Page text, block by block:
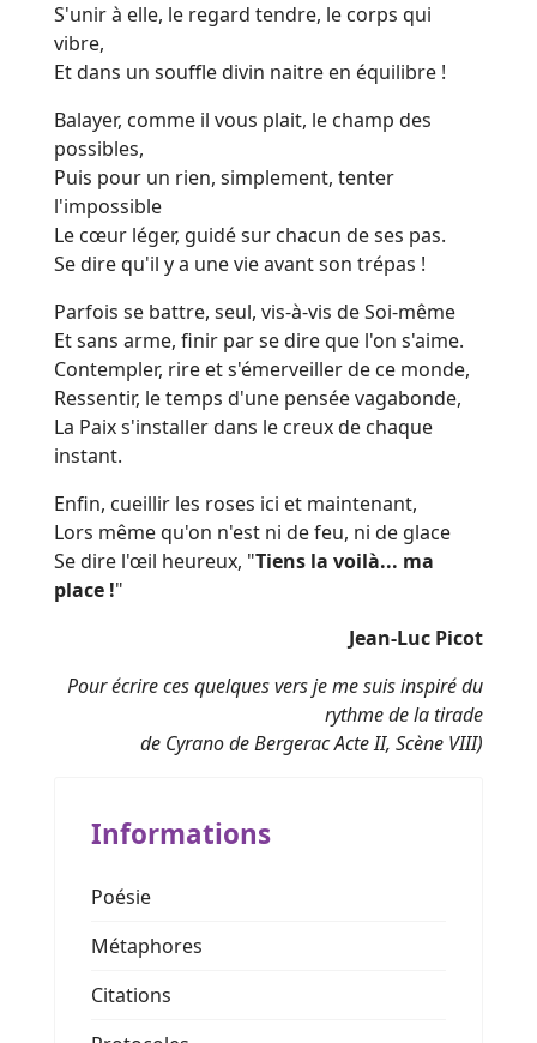
S'unir à elle, le regard tendre, le corps qui
vibre,
Et dans un souffle divin naitre en équilibre !
Balayer, comme il vous plait, le champ des
possibles,
Puis pour un rien, simplement, tenter
l'impossible
Le cœur léger, guidé sur chacun de ses pas.
Se dire qu'il y a une vie avant son trépas !
Parfois se battre, seul, vis-à-vis de Soi-même
Et sans arme, finir par se dire que l'on s'aime.
Contempler, rire et s'émerveiller de ce monde,
Ressentir, le temps d'une pensée vagabonde,
La Paix s'installer dans le creux de chaque
instant.
Enfin, cueillir les roses ici et maintenant,
Lors même qu'on n'est ni de feu, ni de glace
Se dire l'œil heureux, "Tiens la voilà... ma
place !"
Jean-Luc Picot
Pour écrire ces quelques vers je me suis inspiré du
rythme de la tirade
de Cyrano de Bergerac Acte II, Scène VIII)
Informations
Poésie
Métaphores
Citations